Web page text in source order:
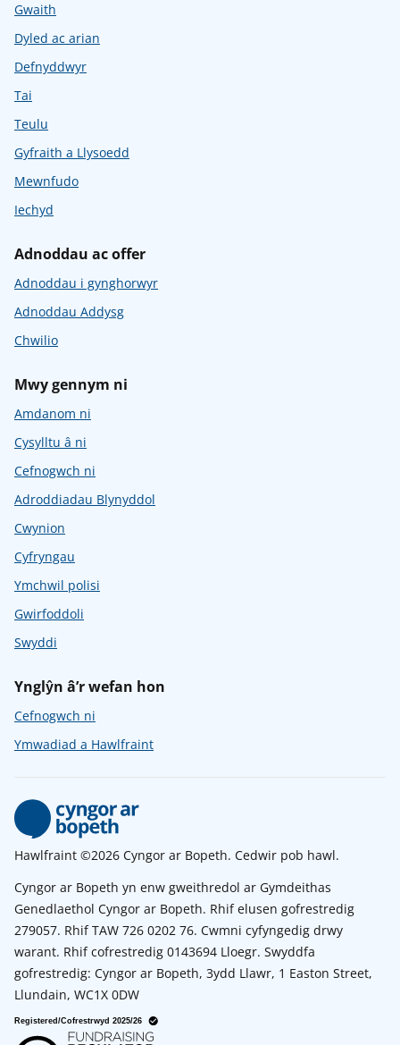
Gwaith
Dyled ac arian
Defnyddwyr
Tai
Teulu
Gyfraith a Llysoedd
Mewnfudo
Iechyd
Adnoddau ac offer
Adnoddau i gynghorwyr
Adnoddau Addysg
Chwilio
Mwy gennym ni
Amdanom ni
Cysylltu â ni
Cefnogwch ni
Adroddiadau Blynyddol
Cwynion
Cyfryngau
Ymchwil polisi
Gwirfoddoli
Swyddi
Ynglŷn â’r wefan hon
Cefnogwch ni
Ymwadiad a Hawlfraint
Hawlfraint ©2026 Cyngor ar Bopeth. Cedwir pob hawl.
Cyngor ar Bopeth yn enw gweithredol ar Gymdeithas
Genedlaethol Cyngor ar Bopeth. Rhif elusen gofrestredig
279057. Rhif TAW 726 0202 76. Cwmni cyfyngedig drwy
warant. Rhif cofrestredig 0143694 Lloegr. Swyddfa
gofrestredig: Cyngor ar Bopeth, 3ydd Llawr, 1 Easton Street,
Llundain, WC1X 0DW